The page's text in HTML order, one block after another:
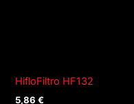
HifloFiltro HF132
5,86€